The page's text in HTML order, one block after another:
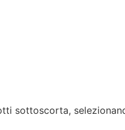
sottoscorta,